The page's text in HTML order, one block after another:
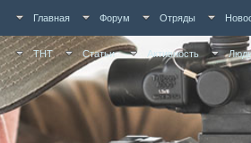
Главная Форум Отряды
ТНТ Статьи Активность